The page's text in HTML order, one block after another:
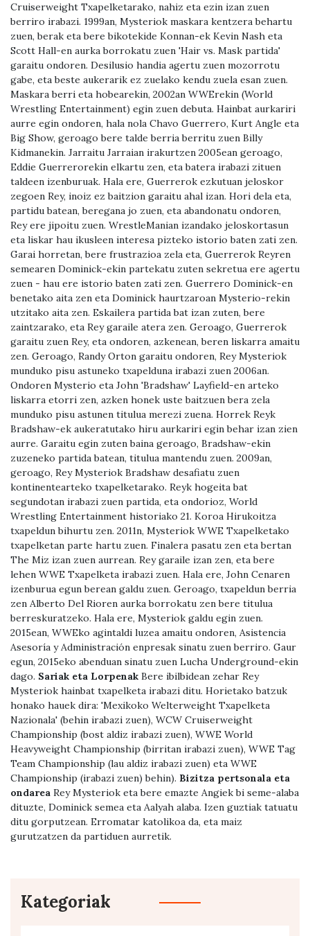
Cruiserweight Txapelketarako, nahiz eta ezin izan zuen
berriro irabazi. 1999an, Mysteriok maskara kentzera behartu
zuen, berak eta bere bikotekide Konnan-ek Kevin Nash eta
Scott Hall-en aurka borrokatu zuen 'Hair vs. Mask partida'
garaitu ondoren. Desilusio handia agertu zuen mozorrotu
gabe, eta beste aukerarik ez zuelako kendu zuela esan zuen.
Maskara berri eta hobearekin, 2002an WWErekin (World
Wrestling Entertainment) egin zuen debuta. Hainbat aurkariri
aurre egin ondoren, hala nola Chavo Guerrero, Kurt Angle eta
Big Show, geroago bere talde berria berritu zuen Billy
Kidmanekin. Jarraitu Jarraian irakurtzen 2005ean geroago,
Eddie Guerrerorekin elkartu zen, eta batera irabazi zituen
taldeen izenburuak. Hala ere, Guerrerok ezkutuan jeloskor
zegoen Rey, inoiz ez baitzion garaitu ahal izan. Hori dela eta,
partidu batean, beregana jo zuen, eta abandonatu ondoren,
Rey ere jipoitu zuen. WrestleManian izandako jeloskortasun
eta liskar hau ikusleen interesa pizteko istorio baten zati zen.
Garai horretan, bere frustrazioa zela eta, Guerrerok Reyren
semearen Dominick-ekin partekatu zuten sekretua ere agertu
zuen - hau ere istorio baten zati zen. Guerrero Dominick-en
benetako aita zen eta Dominick haurtzaroan Mysterio-rekin
utzitako aita zen. Eskailera partida bat izan zuten, bere
zaintzarako, eta Rey garaile atera zen. Geroago, Guerrerok
garaitu zuen Rey, eta ondoren, azkenean, beren liskarra amaitu
zen. Geroago, Randy Orton garaitu ondoren, Rey Mysteriok
munduko pisu astuneko txapelduna irabazi zuen 2006an.
Ondoren Mysterio eta John 'Bradshaw' Layfield-en arteko
liskarra etorri zen, azken honek uste baitzuen bera zela
munduko pisu astunen titulua merezi zuena. Horrek Reyk
Bradshaw-ek aukeratutako hiru aurkariri egin behar izan zien
aurre. Garaitu egin zuten baina geroago, Bradshaw-ekin
zuzeneko partida batean, titulua mantendu zuen. 2009an,
geroago, Rey Mysteriok Bradshaw desafiatu zuen
kontinentearteko txapelketarako. Reyk hogeita bat
segundotan irabazi zuen partida, eta ondorioz, World
Wrestling Entertainment historiako 21. Koroa Hirukoitza
txapeldun bihurtu zen. 2011n, Mysteriok WWE Txapelketako
txapelketan parte hartu zuen. Finalera pasatu zen eta bertan
The Miz izan zuen aurrean. Rey garaile izan zen, eta bere
lehen WWE Txapelketa irabazi zuen. Hala ere, John Cenaren
izenburua egun berean galdu zuen. Geroago, txapeldun berria
zen Alberto Del Rioren aurka borrokatu zen bere titulua
berreskuratzeko. Hala ere, Mysteriok galdu egin zuen.
2015ean, WWEko agintaldi luzea amaitu ondoren, Asistencia
Asesoría y Administración enpresak sinatu zuen berriro. Gaur
egun, 2015eko abenduan sinatu zuen Lucha Underground-ekin
dago. Sariak eta Lorpenak Bere ibilbidean zehar Rey
Mysteriok hainbat txapelketa irabazi ditu. Horietako batzuk
honako hauek dira: 'Mexikoko Welterweight Txapelketa
Nazionala' (behin irabazi zuen), WCW Cruiserweight
Championship (bost aldiz irabazi zuen), WWE World
Heavyweight Championship (birritan irabazi zuen), WWE Tag
Team Championship (lau aldiz irabazi zuen) eta WWE
Championship (irabazi zuen) behin). Bizitza pertsonala eta
ondarea Rey Mysteriok eta bere emazte Angiek bi seme-alaba
dituzte, Dominick semea eta Aalyah alaba. Izen guztiak tatuatu
ditu gorputzean. Erromatar katolikoa da, eta maiz
gurutzatzen da partiduen aurretik.
Kategoriak